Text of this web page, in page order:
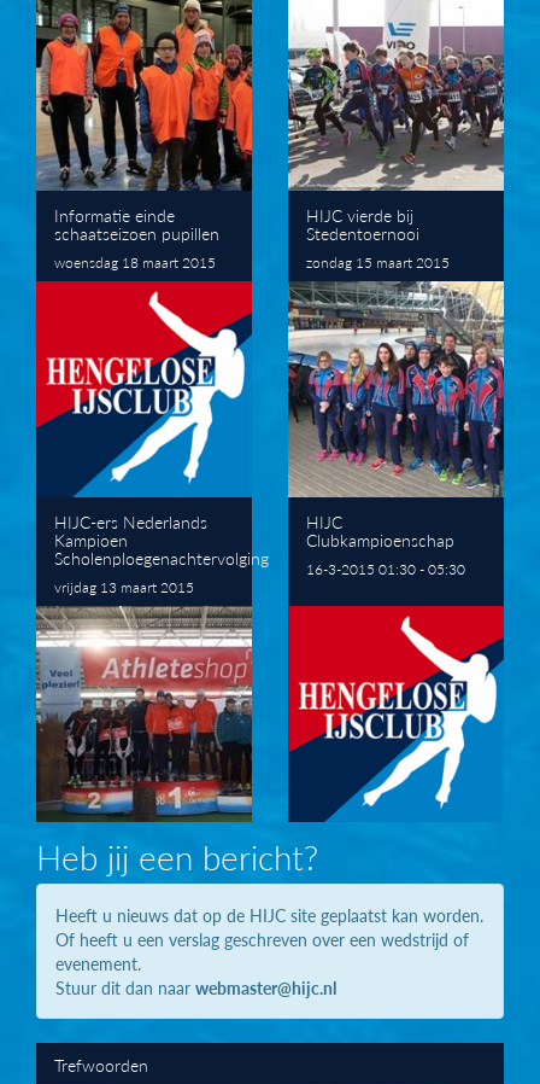
Informatie einde
schaatseizoen pupillen
woensdag 18 maart 2015
HIJC vierde bij
Stedentoernooi
zondag 15 maart 2015
HIJC-ers Nederlands
Kampioen
Scholenploegenachtervolging
vrijdag 13 maart 2015
HIJC
Clubkampioenschap
16-3-2015 01:30 - 05:30
Heb jij een bericht?
Heeft u nieuws dat op de HIJC site geplaatst kan worden.
Of heeft u een verslag geschreven over een wedstrijd of
evenement.
Stuur dit dan naar webmaster@hijc.nl
Trefwoorden